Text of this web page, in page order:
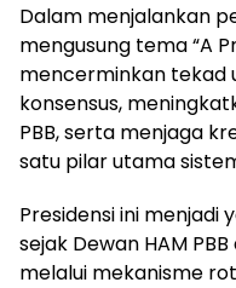
Dalam menjalankan
mengusung tema “A
mencerminkan tekad
konsensus,
PBB, serta menjaga
satu pilar utama
Presidensi ini menjadi
sejak Dewan HAM
melalui mekanisme